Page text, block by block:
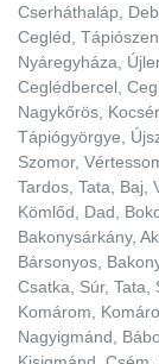
Cserháthaláp,
Cegléd,
Nyáregyháza,
Ceglédbercel,
Nagykőrös,
Tápiógyörgye,
Szomor,
Tardos, Tata, Baj,
Kömlőd, Dad,
Bakonysárkány,
Bársonyos,
Csatka, Súr, Tata,
Komárom,
Nagyigmánd,